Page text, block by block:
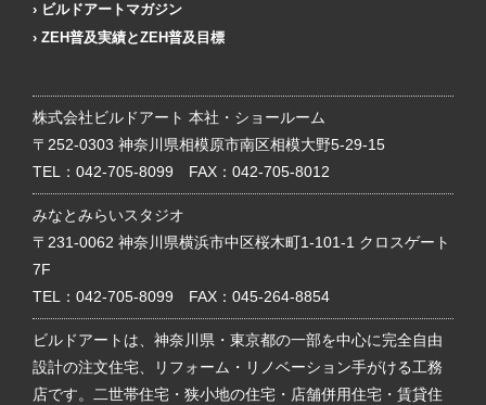
ビルドアートマガジン
ZEH普及実績とZEH普及目標
株式会社ビルドアート 本社・ショールーム
〒252-0303 神奈川県相模原市南区相模大野5-29-15
TEL： 042-705-8099 FAX：042-705-8012
みなとみらいスタジオ
〒231-0062 神奈川県横浜市中区桜木町1-101-1 クロスゲート
7F
TEL： 042-705-8099 FAX：045-264-8854
ビルドアートは、神奈川県・東京都の一部を中心に完全自由
設計の注文住宅、リフォーム・リノベーション手がける工務
店です。二世帯住宅・狭小地の住宅・店舗併用住宅・賃貸住